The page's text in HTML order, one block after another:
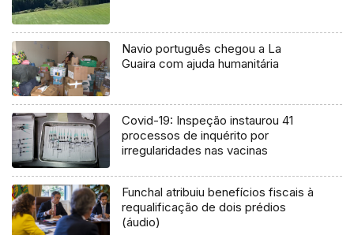
Navio português chegou a La
Guaira com ajuda humanitária
Covid-19: Inspeção instaurou 41
processos de inquérito por
irregularidades nas vacinas
Funchal atribuiu benefícios fiscais à
requalificação de dois prédios
(áudio)